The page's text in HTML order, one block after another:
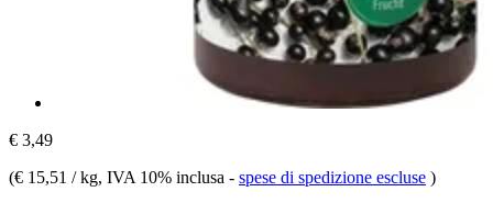
€ 3,49
(€ 15,51 / kg, IVA 10% inclusa - spese di spedizione escluse )